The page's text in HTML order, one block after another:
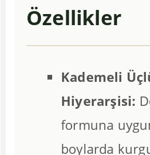
Özellikler
Kademeli
Hiyerarşisi:
formuna
boylarda